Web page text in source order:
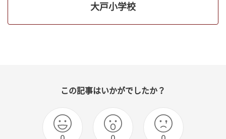
大戸小学校
この記事はいかがでしたか？